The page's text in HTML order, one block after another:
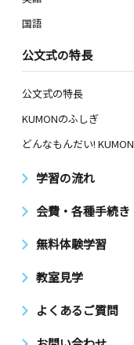
国語
公文式の特長
公文式の特長
KUMONのふしぎ
どんなもんだい! KUMON
学習の流れ
会費・各種手続き
無料体験学習
教室見学
よくあるご質問